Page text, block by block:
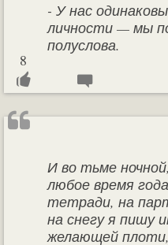
- У нас
личности — мы
полуслова.
8
И во тьме
любое время
тетради, на
на снегу я пишу
желающей плоти,